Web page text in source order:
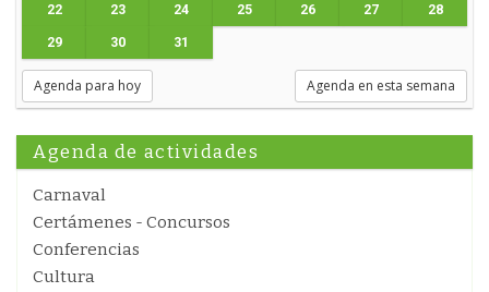
22 23 24 25 26 27 28
29 30 31
Agenda para hoy Agenda en esta semana
Agenda de actividades
Carnaval
Certámenes - Concursos
Conferencias
Cultura